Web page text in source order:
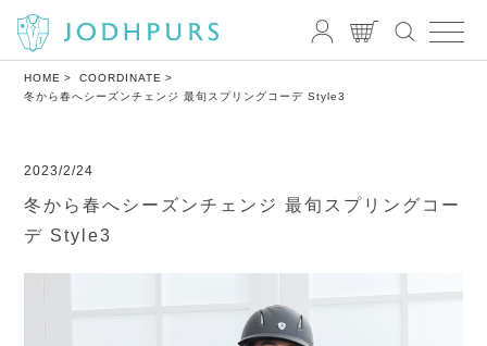
HOME
COORDINATE
冬から春へシーズンチェンジ 最旬スプリングコーデ Style3
2023/2/24
冬から春へシーズンチェンジ 最旬スプリングコー
デ Style3